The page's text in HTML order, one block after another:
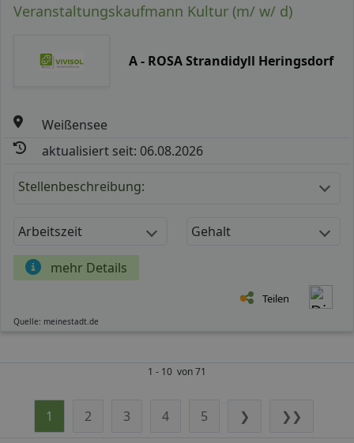
Veranstaltungskaufmann Kultur (m/ w/ d)
A - ROSA Strandidyll Heringsdorf
Weißensee
aktualisiert seit: 06.08.2026
Stellenbeschreibung:
Arbeitszeit Gehalt
mehr Details
Teilen
Quelle: meinestadt.de
1 - 10 von 71
1 2 3 4 5 ❯ ❯❯